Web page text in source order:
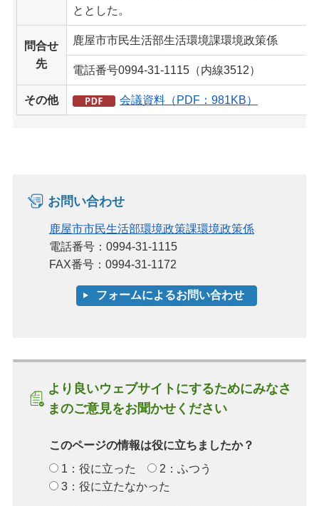
ととした。
問合せ
先
鹿屋市市民生活部生活環境課環境政策係
電話番号0994-31-1115（内線3512）
その他 会議資料（PDF：981KB）
お問い合わせ
鹿屋市市民生活部環境政策課環境政策係
電話番号：0994-31-1115
FAX番号：0994-31-1172
より良いウェブサイトにするためにみなさ
まのご意見をお聞かせください
このページの情報は役に立ちましたか？
1：役に立った
2：ふつう
3：役に立たなかった